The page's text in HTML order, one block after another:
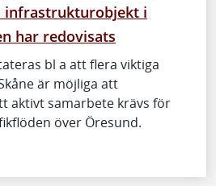
infrastrukturobjekt i
har redovisats
bl a att flera viktiga
är möjliga att
aktivt samarbete krävs för
över Öresund.